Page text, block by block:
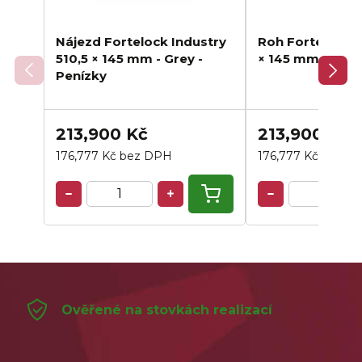
Nájezd Fortelock Industry
510,5 × 145 mm - Grey -
Penízky
213,900 Kč
176,777 Kč bez DPH
Roh Fortelock
× 145 mm -
213,900 Kč
176,777 Kč bez
Ověřené na stovkách realizací